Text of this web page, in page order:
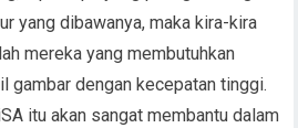
yang dibawanya, maka kira-kira
mereka yang membutuhkan
gambar dengan kecepatan tinggi.
itu akan sangat membantu dalam